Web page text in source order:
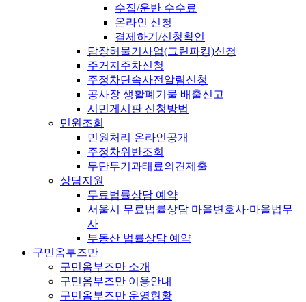
수집/운반 수수료
온라인 신청
결제하기/신청확인
담장허물기사업(그린파킹)신청
주거지주차신청
주정차단속사전알림신청
공사장 생활폐기물 배출신고
시민게시판 신청방법
민원조회
민원처리 온라인공개
주정차위반조회
무단투기과태료의견제출
상담지원
무료법률상담 예약
서울시 무료법률상담 마을변호사·마을법무
사
부동산 법률상담 예약
구민옴부즈만
구민옴부즈만 소개
구민옴부즈만 이용안내
구민옴부즈만 운영현황